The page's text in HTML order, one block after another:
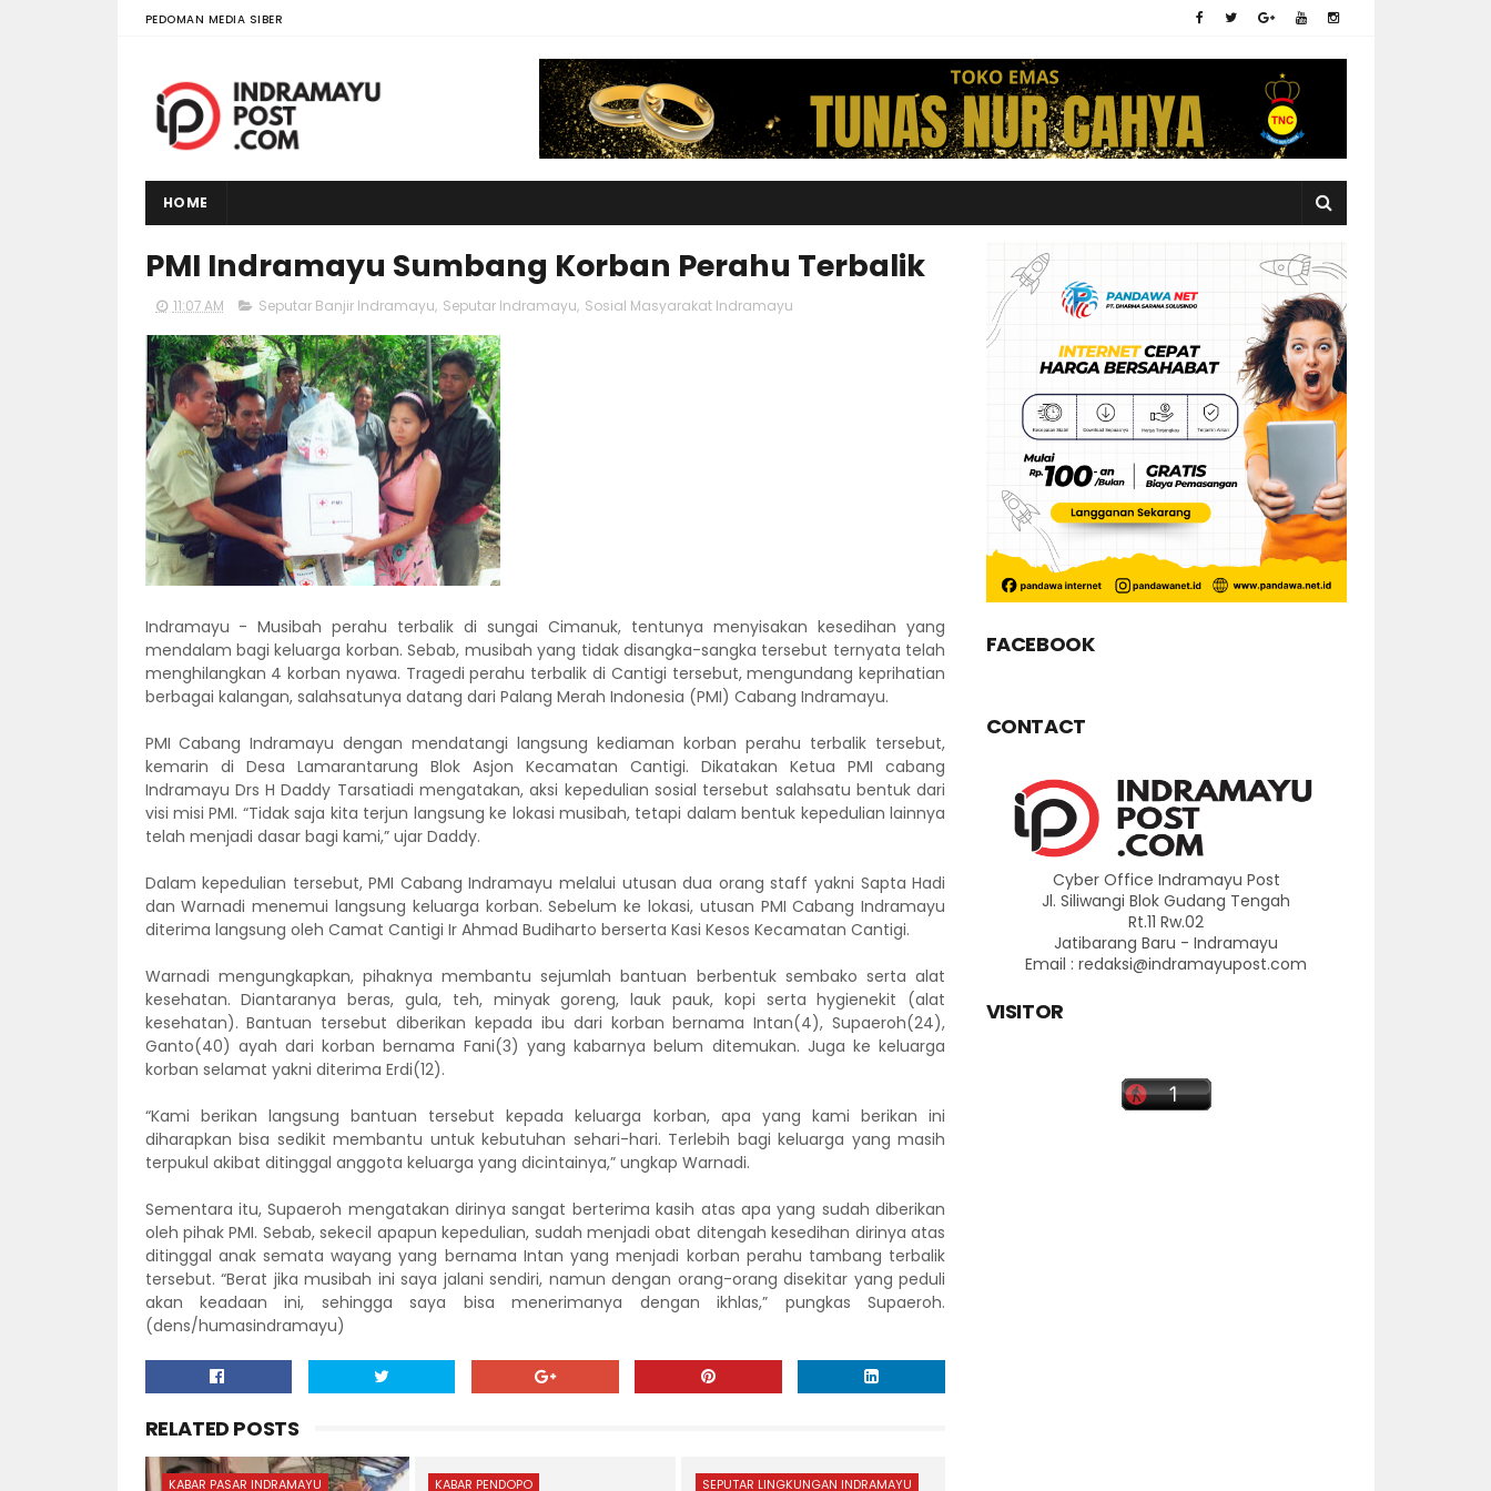
PEDOMAN MEDIA SIBER
HOME
PMI Indramayu Sumbang Korban Perahu Terbalik
11:07 AM Seputar Banjir Indramayu, Seputar Indramayu, Sosial Masyarakat Indramayu
Indramayu - Musibah perahu terbalik di sungai Cimanuk, tentunya menyisakan kesedihan yang
mendalam bagi keluarga korban. Sebab, musibah yang tidak disangka-sangka tersebut ternyata telah
menghilangkan 4 korban nyawa. Tragedi perahu terbalik di Cantigi tersebut, mengundang keprihatian
berbagai kalangan, salahsatunya datang dari Palang Merah Indonesia (PMI) Cabang Indramayu.
PMI Cabang Indramayu dengan mendatangi langsung kediaman korban perahu terbalik tersebut,
kemarin di Desa Lamarantarung Blok Asjon Kecamatan Cantigi. Dikatakan Ketua PMI cabang
Indramayu Drs H Daddy Tarsatiadi mengatakan, aksi kepedulian sosial tersebut salahsatu bentuk dari
visi misi PMI. “Tidak saja kita terjun langsung ke lokasi musibah, tetapi dalam bentuk kepedulian lainnya
telah menjadi dasar bagi kami,” ujar Daddy.
Dalam kepedulian tersebut, PMI Cabang Indramayu melalui utusan dua orang staff yakni Sapta Hadi
dan Warnadi menemui langsung keluarga korban. Sebelum ke lokasi, utusan PMI Cabang Indramayu
diterima langsung oleh Camat Cantigi Ir Ahmad Budiharto berserta Kasi Kesos Kecamatan Cantigi.
Warnadi mengungkapkan, pihaknya membantu sejumlah bantuan berbentuk sembako serta alat
kesehatan. Diantaranya beras, gula, teh, minyak goreng, lauk pauk, kopi serta hygienekit (alat
kesehatan). Bantuan tersebut diberikan kepada ibu dari korban bernama Intan(4), Supaeroh(24),
Ganto(40) ayah dari korban bernama Fani(3) yang kabarnya belum ditemukan. Juga ke keluarga
korban selamat yakni diterima Erdi(12).
“Kami berikan langsung bantuan tersebut kepada keluarga korban, apa yang kami berikan ini
diharapkan bisa sedikit membantu untuk kebutuhan sehari-hari. Terlebih bagi keluarga yang masih
terpukul akibat ditinggal anggota keluarga yang dicintainya,” ungkap Warnadi.
Sementara itu, Supaeroh mengatakan dirinya sangat berterima kasih atas apa yang sudah diberikan
oleh pihak PMI. Sebab, sekecil apapun kepedulian, sudah menjadi obat ditengah kesedihan dirinya atas
ditinggal anak semata wayang yang bernama Intan yang menjadi korban perahu tambang terbalik
tersebut. “Berat jika musibah ini saya jalani sendiri, namun dengan orang-orang disekitar yang peduli
akan keadaan ini, sehingga saya bisa menerimanya dengan ikhlas,” pungkas Supaeroh.
(dens/humasindramayu)
RELATED POSTS
KABAR PASAR INDRAMAYU KABAR PENDOPO SEPUTAR LINGKUNGAN INDRAMAYU
FACEBOOK
CONTACT
Cyber Office Indramayu Post
Jl. Siliwangi Blok Gudang Tengah
Rt.11 Rw.02
Jatibarang Baru - Indramayu
Email : redaksi@indramayupost.com
VISITOR